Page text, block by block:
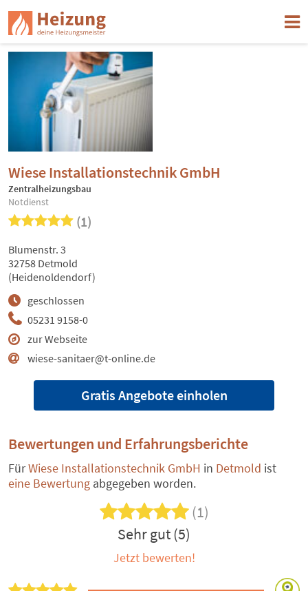
Wiese Installationstechnik GmbH
Zentralheizungsbau
Notdienst
(1)
05231 9158-0
zur Webseite
wiese-sanitaer@t-online.de
geschlossen
Blumenstr. 3
32758 Detmold
(Heidenoldendorf)
Gratis Angebote einholen
Bewertungen und Erfahrungsberichte
FürWiese Installationstechnik GmbH in Detmold ist
eine Bewertung abgegeben worden.
(1)
Sehr gut (5)
Jetzt bewerten!